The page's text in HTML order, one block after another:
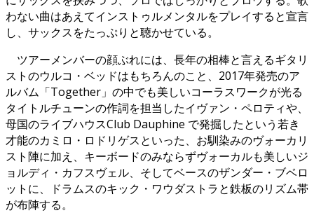
わない曲はあえてインストゥルメンタルをプレイすると宣言
し、サックスをたっぷりと聴かせている。
ツアーメンバーの顔ぶれには、長年の相棒と言えるギタリ
ストのウルコ・ベッドはもちろんのこと、2017年発売のア
ルバム「Together」の中でも美しいコーラスワークが光る
タイトルチューンの作詞を担当したイヴァン・ペロティや、
母国のライブハウスClub Dauphine で発掘したという若き
才能のカミロ・ロドリゲスといった、お馴染みのヴォーカリ
スト陣に加え、キーボードのみならずヴォーカルも美しいジ
ョルディ・カフスヴェル、そしてベースのザンダー・ブベロ
ットに、ドラムスのキック・ワウダストラと鉄板のリズム帯
が布陣する。